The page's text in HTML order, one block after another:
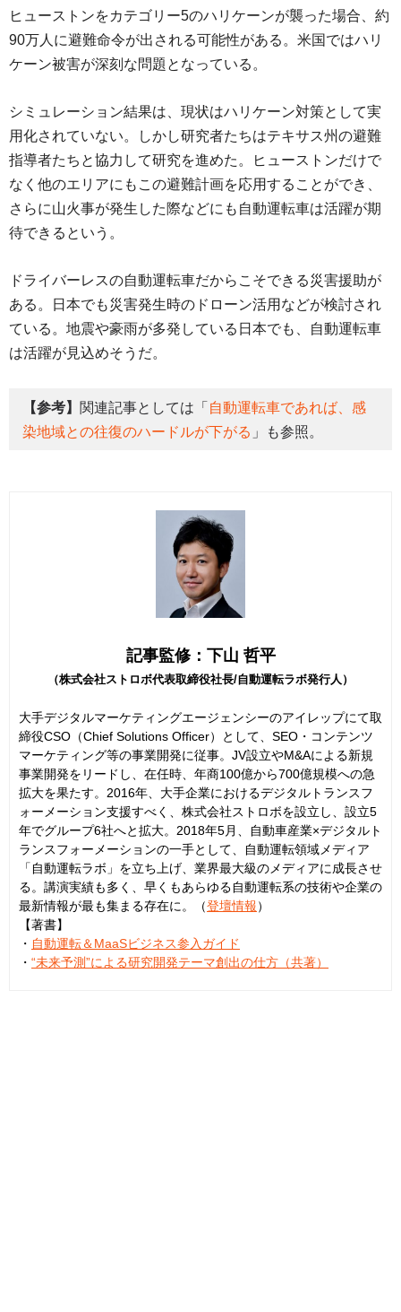
ヒューストンをカテゴリー5のハリケーンが襲った場合、約
90万人に避難命令が出される可能性がある。米国ではハリ
ケーン被害が深刻な問題となっている。
シミュレーション結果は、現状はハリケーン対策として実
用化されていない。しかし研究者たちはテキサス州の避難
指導者たちと協力して研究を進めた。ヒューストンだけで
なく他のエリアにもこの避難計画を応用することができ、
さらに山火事が発生した際などにも自動運転車は活躍が期
待できるという。
ドライバーレスの自動運転車だからこそできる災害援助が
ある。日本でも災害発生時のドローン活用などが検討され
ている。地震や豪雨が多発している日本でも、自動運転車
は活躍が見込めそうだ。
【参考】 関連記事としては「 自動運転車であれば、感
染地域との往復のハードルが下がる 」も参照。
記事監修：下山 哲平
（株式会社ストロボ代表取締役社長/自動運転ラボ発行人）
大手デジタルマーケティングエージェンシーのアイレップにて取
締役CSO（Chief Solutions Officer）として、SEO・コンテンツ
マーケティング等の事業開発に従事。JV設立やM&Aによる新規
事業開発をリードし、在任時、年商100億から700億規模への急
拡大を果たす。2016年、大手企業におけるデジタルトランスフ
ォーメーション支援すべく、株式会社ストロボを設立し、設立5
年でグループ6社へと拡大。2018年5月、自動車産業×デジタルト
ランスフォーメーションの一手として、自動運転領域メディア
「自動運転ラボ」を立ち上げ、業界最大級のメディアに成長させ
る。講演実績も多く、早くもあらゆる自動運転系の技術や企業の
最新情報が最も集まる存在に。（登壇情報）
【著書】
・ 自動運転＆MaaSビジネス参入ガイド
・ “未来予測”による研究開発テーマ創出の仕方（共著）